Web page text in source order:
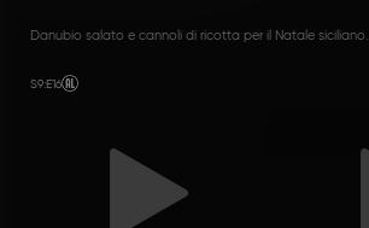
Danubio salato e cannoli di ricotta per il Natale siciliano.
S9:E16